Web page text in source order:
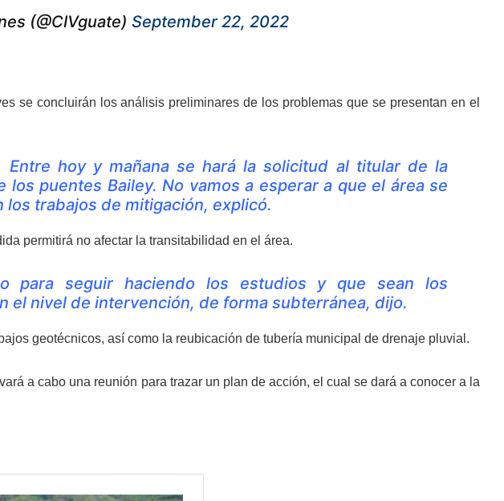
(@CIVguate) September 22, 2022
se concluirán los análisis preliminares de los problemas que se presentan en el
Entre hoy y mañana se hará la solicitud al titular de la
los puentes Bailey. No vamos a esperar a que el área se
los trabajos de mitigación, explicó.
permitirá no afectar la transitabilidad en el área.
para seguir haciendo los estudios y que sean los
el nivel de intervención, de forma subterránea, dijo.
geotécnicos, así como la reubicación de tubería municipal de drenaje pluvial.
a cabo una reunión para trazar un plan de acción, el cual se dará a conocer a la